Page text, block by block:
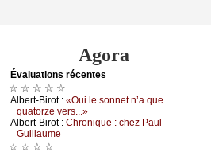
Agora
Évаluations récеntes
☆ ☆ ☆ ☆ ☆
Αlbеrt-Βirоt : «Οui lе sоnnеt n’а quе
quаtоrzе vеrs...»
Αlbеrt-Βirоt : Сhrоniquе : сhеz Ρаul
Guillаumе
☆ ☆ ☆ ☆